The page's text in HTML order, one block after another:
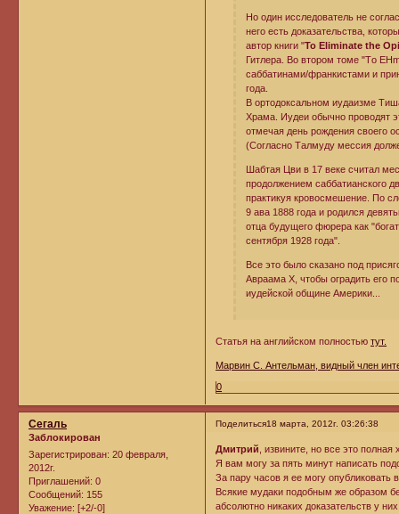
Но один исследователь не
него есть доказательства,
автор книги "To Eliminate the
Гитлера. Во втором томе "Тo
саббатинами/франкистами и
года.
В ортодоксальном иудаизме
Храма. Иудеи обычно проводят
отмечая день рождения своего
(Согласно Талмуду мессия
Шабтая Цви в 17 веке считал
продолжением саббатианского
практикуя кровосмешение. По
9 ава 1888 года и родился
отца будущего фюрера как
сентября 1928 года".
Все это было сказано под
Авраама Х, чтобы оградить его
иудейской общине Америки...
Статья на английском полностьютут.
Марвин С. Антельман, видный член
0
Поделиться18 марта, 2012г. 03:26:38
Сегаль
Заблокирован
Зарегистрирован: 20 февраля,
2012г.
Приглашений: 0
Сообщений: 155
Уважение: [+2/-0]
Дмитрий , извините, но все это полная
Я вам могу за пять минут написать
За пару часов я ее могу
Всякие мудаки подобным же образом
абсолютно никаких доказательств у